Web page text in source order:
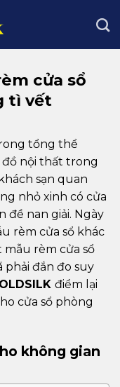
cửa sổ
tì vết
tổng thể
đồ nội thất trong
sạn quan
nhỏ xinh có cửa
đề nan giải. Ngày
rèm cửa sổ khác
mẫu rèm cửa sổ
phải đắn đo suy
điểm lại
cửa sổ phòng
không gian